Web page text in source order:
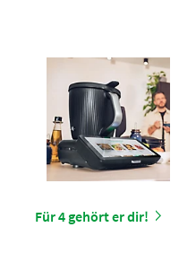
Für 4 gehört er dir!